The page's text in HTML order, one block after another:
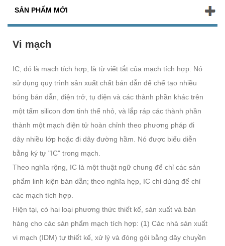
SẢN PHẨM MỚI
Vi mạch
IC, đó là mạch tích hợp, là từ viết tắt của mạch tích hợp. Nó
sử dụng quy trình sản xuất chất bán dẫn để chế tạo nhiều
bóng bán dẫn, điện trở, tụ điện và các thành phần khác trên
một tấm silicon đơn tinh thể nhỏ, và lắp ráp các thành phần
thành một mạch điện tử hoàn chỉnh theo phương pháp đi
dây nhiều lớp hoặc đi dây đường hầm. Nó được biểu diễn
bằng ký tự "IC" trong mạch.
Theo nghĩa rộng, IC là một thuật ngữ chung để chỉ các sản
phẩm linh kiện bán dẫn; theo nghĩa hẹp, IC chỉ dùng để chỉ
các mạch tích hợp.
Hiện tại, có hai loại phương thức thiết kế, sản xuất và bán
hàng cho các sản phẩm mạch tích hợp: (1) Các nhà sản xuất
vi mạch (IDM) tự thiết kế, xử lý và đóng gói bằng dây chuyền